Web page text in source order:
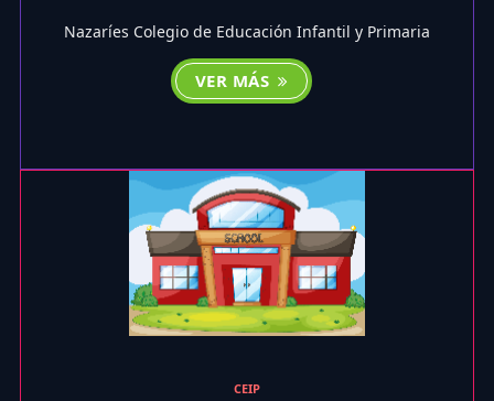
Nazaríes Colegio de Educación Infantil y Primaria
VER MÁS
CEIP